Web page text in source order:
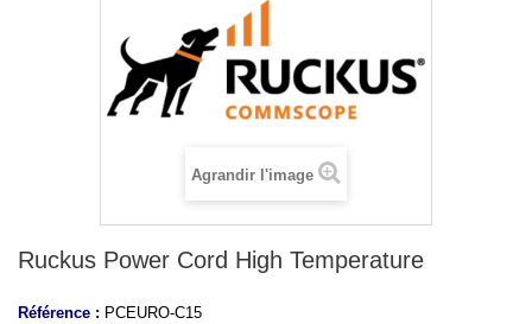
Agrandir l'image
Ruckus Power Cord High Temperature
Référence : PCEURO-C15